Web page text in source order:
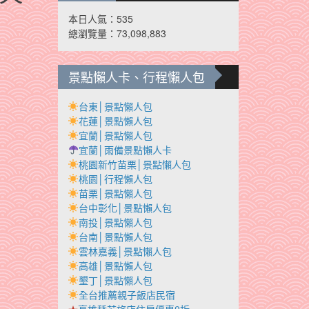
本日人氣：535
總瀏覽量：73,098,883
景點懶人卡、行程懶人包
台東│景點懶人包
花蓮│景點懶人包
宜蘭│景點懶人包
宜蘭│雨備景點懶人卡
桃園新竹苗栗│景點懶人包
桃園│行程懶人包
苗栗│景點懶人包
台中彰化│景點懶人包
南投│景點懶人包
台南│景點懶人包
雲林嘉義│景點懶人包
高雄│景點懶人包
墾丁│景點懶人包
全台推薦親子飯店民宿